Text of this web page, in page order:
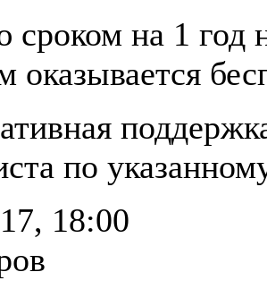
сроком на 1
оказывается
по
18:00